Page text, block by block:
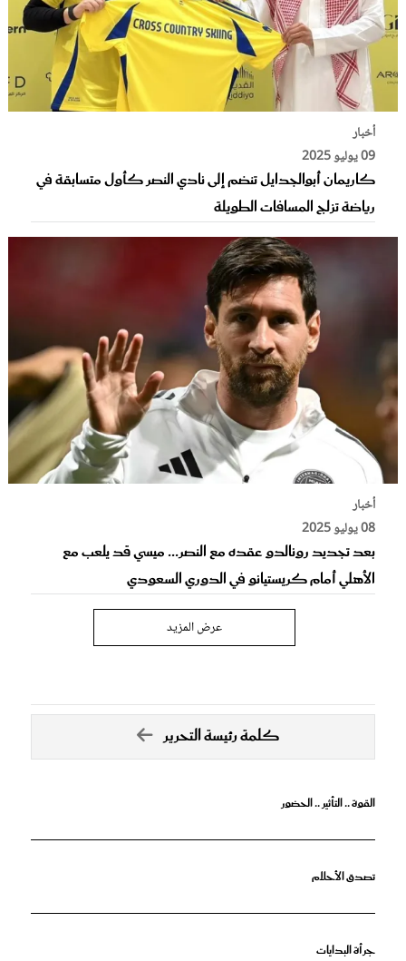
أخبار
09 يوليو 2025
كاريمان أبوالجدايل تنضم إلى نادي النصر كأول متسابقة في
رياضة تزلج المسافات الطويلة
أخبار
08 يوليو 2025
بعد تجديد رونالدو عقده مع النصر... ميسي قد يلعب مع
الأهلي أمام كريستيانو في الدوري السعودي
عرض المزيد
كلمة رئيسة التحرير
القوة .. التأثير .. الحضور
تصدق الأحلام
جرأة البدايات